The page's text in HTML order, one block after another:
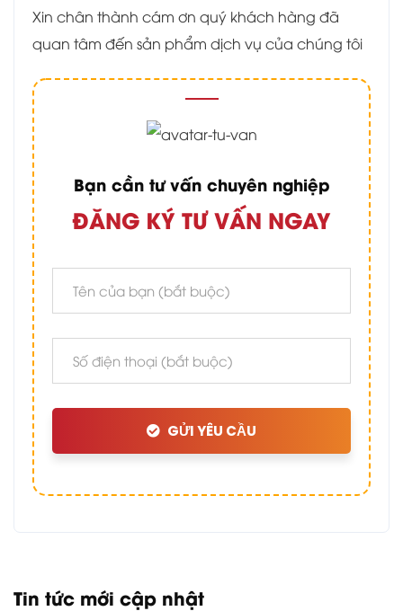
Xin chân thành cám ơn quý khách hàng đã
quan tâm đến sản phẩm dịch vụ của chúng tôi
Bạn cần tư vấn chuyên nghiệp
ĐĂNG KÝ TƯ VẤN NGAY
GỬI YÊU CẦU
Tin tức mới cập nhật